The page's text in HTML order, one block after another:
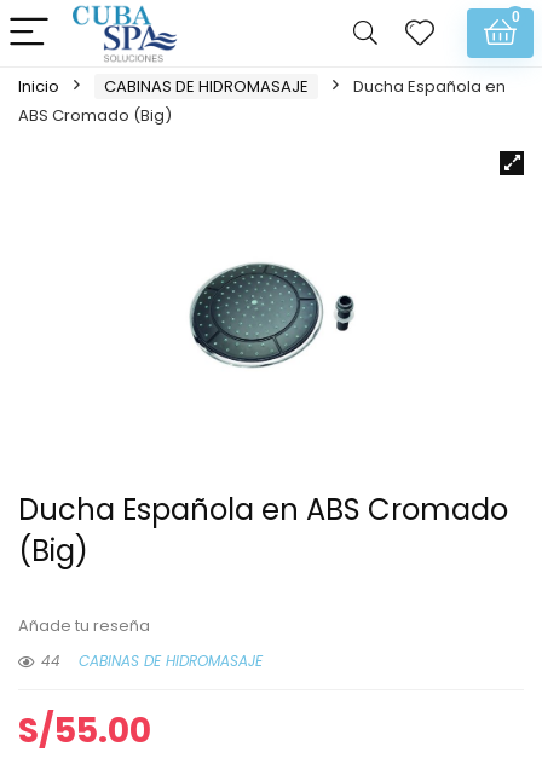
0
Inicio CABINAS DE HIDROMASAJE
Ducha Española en
ABS Cromado (Big)
Ducha Española en ABS Cromado
(Big)
Añade tu reseña
44
CABINAS DE HIDROMASAJE
S/55.00